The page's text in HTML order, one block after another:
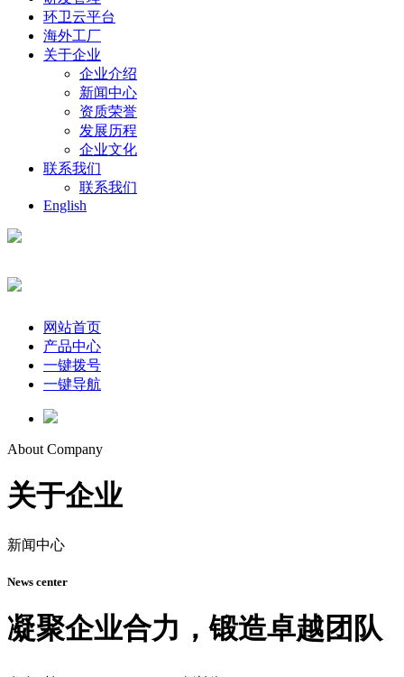
环卫云平台
海外工厂
关于企业
企业介绍
新闻中心
资质荣誉
发展历程
企业文化
联系我们
联系我们
English
网站首页
产品中心
一键拨号
一键导航
About Company
关于企业
新闻中心
News center
凝聚企业合力，锻造卓越团队